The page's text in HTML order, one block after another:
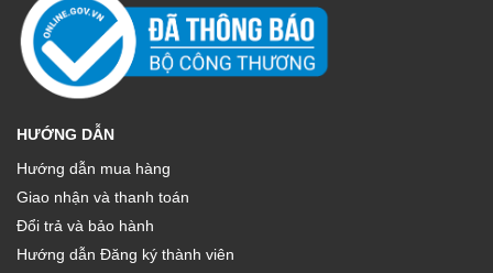
HƯỚNG DẪN
Hướng dẫn mua hàng
Giao nhận và thanh toán
Đổi trả và bảo hành
Hướng dẫn Đăng ký thành viên